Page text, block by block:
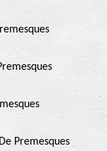
Premesques